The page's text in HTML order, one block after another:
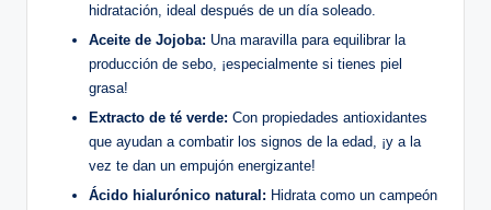
hidratación, ideal después de un día soleado.
Aceite de Jojoba: Una maravilla para equilibrar la
producción de sebo, ¡especialmente si tienes piel
grasa!
Extracto de té verde: Con propiedades antioxidantes
que ayudan a combatir los signos de la edad, ¡y a la
vez te dan un empujón energizante!
Ácido hialurónico natural: Hidrata como un campeón